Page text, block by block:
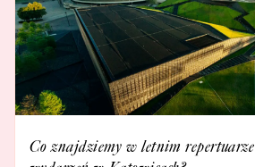
Co znajdziemy w letnim repertuarze